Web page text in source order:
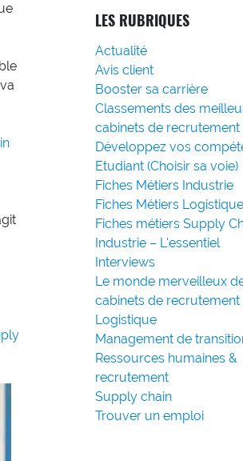
LES RUBRIQUES
Actualité
Avis client
Booster sa carrière
Classements des
cabinets de recrutement
Développez vos
Etudiant (Choisir sa voie)
Fiches Métiers Industrie
Fiches Métiers Logistique
Fiches métiers Supply
Industrie – L'essentiel
Interviews
Le monde merveilleux
cabinets de recrutement
Logistique
Management de
Ressources humaines &
recrutement
Supply chain
Trouver un emploi